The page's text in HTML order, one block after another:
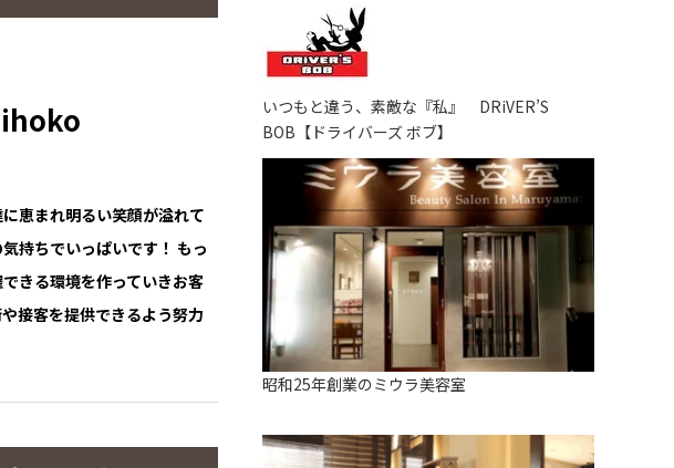
恵まれ明るい笑顔が溢れて
持ちでいっぱいです！ もっ
きる環境を作っていきお客
接客を提供できるよう努力
いつもと違う、素敵な『私』 DRiVER’S
BOB【ドライバーズ ボブ】
昭和25年創業のミウラ美容室